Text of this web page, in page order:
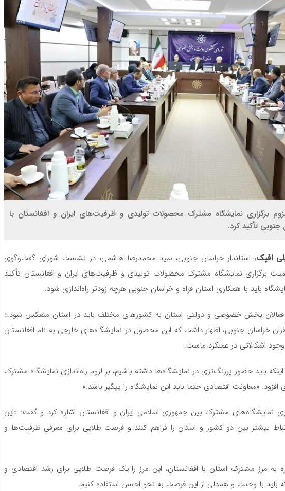
برگزاری نمایشگاه مشترک محصولات تولیدی و ظرفیت‌های ایران و افغانستان با
تأکید کرد.
افپک، استاندار خراسان جنوبی، سید محمدرضا هاشمی، در نشست شورای گفت‌وگوی
نمایشگاه مشترک محصولات تولیدی و ظرفیت‌های ایران و افغانستان تأکید
باید با همکاری استان فراه و خراسان جنوبی هرچه زودتر راه‌اندازی شود.
فعالان بخش خصوصی و دولتی استان به کشورهای مختلف باید در استان منعکس شود.»
خراسان جنوبی، اظهار داشت که این محصول در نمایشگاه‌های خارجی به نام افغانستان
اشکالاتی در عملکرد ماست.
باید حضور پررنگ‌تری در نمایشگاه‌ها داشته باشیم، بر لزوم راه‌اندازی نمایشگاه مشترک
افزود: «معاونت اقتصادی حتما باید این نمایشگاه را پیگیر باشد.»
نمایشگاه‌های مشترک بین جمهوری اسلامی ایران و افغانستان اشاره کرد و گفت: «این
بیشتر بین دو کشور و استان را فراهم کنند و فرصت طلایی برای معرفی ظرفیت‌ها و
به مرز مشترک استان با افغانستان، این مرز را یک فرصت طلایی برای رشد اقتصادی و
باید با وحدت و همدلی از این فرصت به نحو احسن استفاده کنیم.